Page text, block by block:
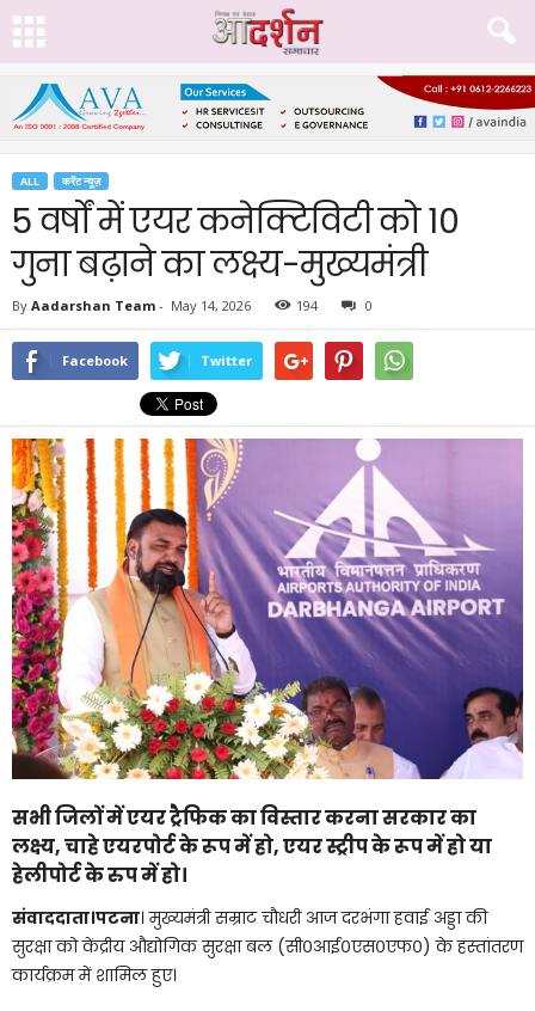
ALL करेंट न्यूज़
5 वर्षों में एयर कनेक्टिविटी को 10
गुना बढ़ाने का लक्ष्य-मुख्यमंत्री
By Aadarshan Team - May 14, 2026 194 0
Facebook Twitter
सभी जिलों में एयर ट्रैफिक का विस्तार करना सरकार का
लक्ष्य, चाहे एयरपोर्ट के रूप में हो, एयर स्ट्रीप के रूप में हो या
हेलीपोर्ट के रुप में हो।
संवाददाता।पटना। मुख्यमंत्री सम्राट चौधरी आज दरभंगा हवाई अड्डा की
सुरक्षा को केंद्रीय औद्योगिक सुरक्षा बल (सी०आई०एस०एफ०) के हस्तांतरण
कार्यक्रम में शामिल हुए।